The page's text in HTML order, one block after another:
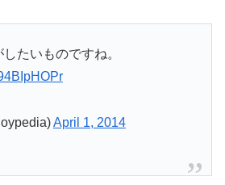
たいものですね。
April 1, 2014